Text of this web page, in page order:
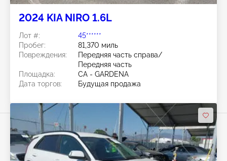
2024 KIA NIRO 1.6L
Лот #:
45******
Пробег:
81,370 миль
Повреждения:
Передняя часть справа/
Передняя часть
Площадка:
CA - GARDENA
Дата торгов:
Будущая продажа